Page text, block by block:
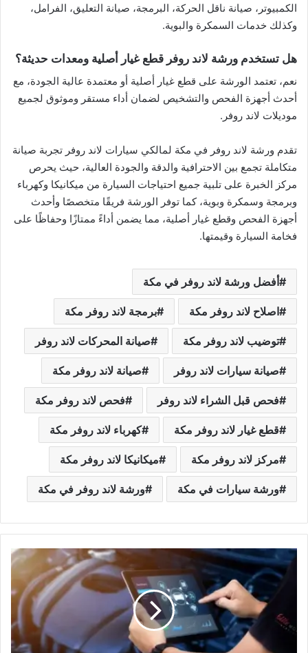
الكمبيوتر، صيانة ناقل الحركة، البرمجة، صيانة التعليق، الفرامل،
وكذلك خدمات السمكرة والبوية.
هل تستخدم ورشة لاند روفر قطع غيار أصلية ومعدات حديثة؟
نعم، تعتمد الورشة على قطع غيار أصلية أو معتمدة عالية الجودة، مع
أحدث أجهزة الفحص والتشخيص لضمان أداء مستقر وموثوق لجميع
موديلات لاند روفر.
تقدم ورشة لاند روفر في مكة لمالكي سيارات لاند روفر تجربة صيانة
متكاملة تجمع بين الاحترافية والدقة والجودة العالية، حيث يحرص
مركز الخبرة على تلبية جميع احتياجات السيارة من ميكانيكا وكهرباء
وبرمجة وسمكرة وبوية، كما توفر الورشة فريقًا متخصصًا وأحدث
أجهزة الفحص وقطع غيار أصلية، مما يضمن أداءً ممتازًا وحفاظًا على
فخامة السيارة وقيمتها.
أفضل ورشة لاند روفر في مكة
اصلاح لاند روفر مكة برمجة لاند روفر مكة
توضيب لاند روفر مكة صيانة المحركات لاند روفر
صيانة سيارات لاند روفر صيانة لاند روفر مكة
فحص قبل الشراء لاند روفر فحص لاند روفر مكة
قطع غيار لاند روفر مكة كهرباء لاند روفر مكة
مركز لاند روفر مكة ميكانيكا لاند روفر مكة
ورشة سيارات في مكة ورشة لاند روفر في مكة
م